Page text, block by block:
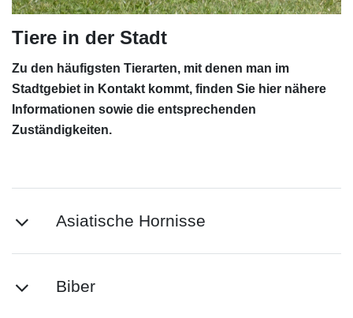
Tiere in der Stadt
Zu den häufigsten Tierarten, mit denen man im
Stadtgebiet in Kontakt kommt, finden Sie hier nähere
Informationen sowie die entsprechenden
Zuständigkeiten.
Asiatische Hornisse
Biber